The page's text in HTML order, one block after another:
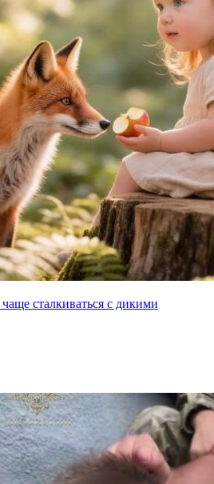
сталкиваться с дикими